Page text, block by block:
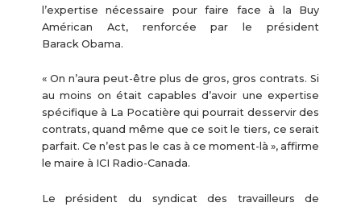
l’expertise nécessaire pour faire face à la Buy
Américan Act, renforcée par le président
Barack Obama.
« On n’aura peut-être plus de gros, gros contrats. Si
au moins on était capables d’avoir une expertise
spécifique à La Pocatière qui pourrait desservir des
contrats, quand même que ce soit le tiers, ce serait
parfait. Ce n’est pas le cas à ce moment-là », affirme
le maire à ICI Radio-Canada.
Le président du syndicat des travailleurs de